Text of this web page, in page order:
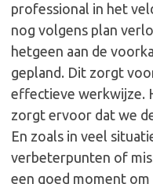
professional in het
nog volgens plan
hetgeen aan de
gepland. Dit zorgt
effectieve werkwijze.
zorgt ervoor dat we
En zoals in veel
verbeterpunten of
een goed moment